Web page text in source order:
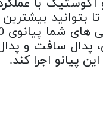
با
بیشترین
پدال سافت و
پیانو اجرا کند.